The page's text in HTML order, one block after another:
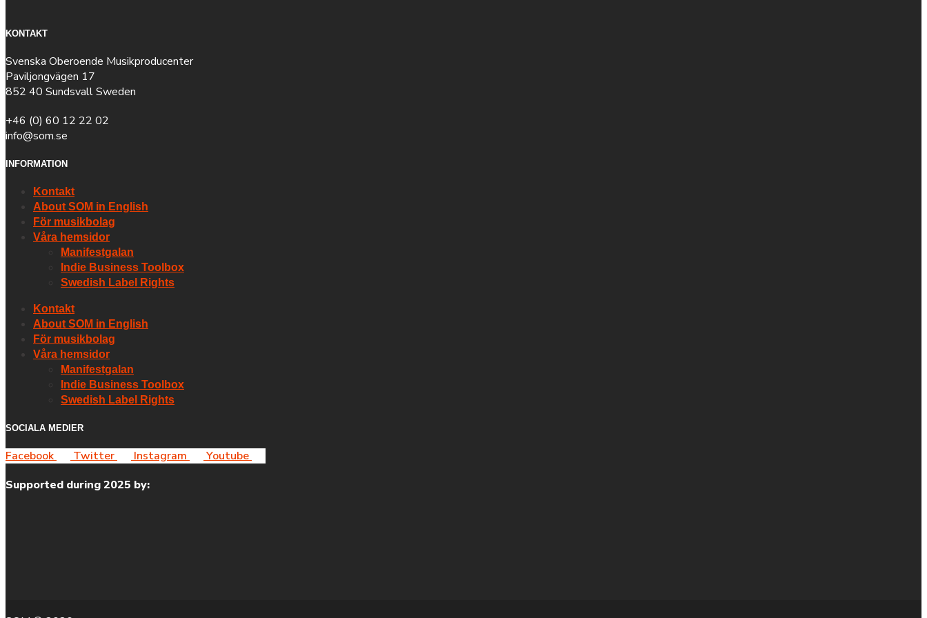
KONTAKT
Svenska Oberoende Musikproducenter
Paviljongvägen 17
852 40 Sundsvall Sweden
+46 (0) 60 12 22 02
info@som.se
INFORMATION
Kontakt
About SOM in English
För musikbolag
Våra hemsidor
Manifestgalan
Indie Business Toolbox
Swedish Label Rights
Kontakt
About SOM in English
För musikbolag
Våra hemsidor
Manifestgalan
Indie Business Toolbox
Swedish Label Rights
SOCIALA MEDIER
Facebook Twitter Instagram
Youtube
Supported during 2025 by: